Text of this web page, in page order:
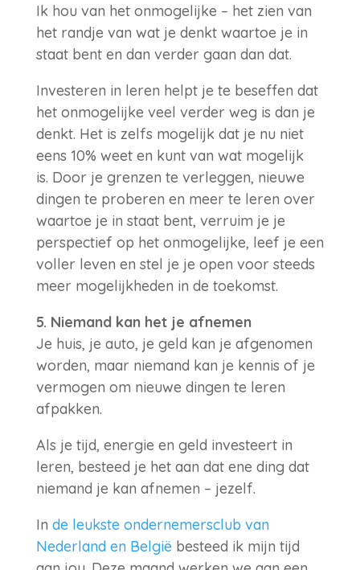
Ik hou van het onmogelijke – het zien van
het randje van wat je denkt waartoe je in
staat bent en dan verder gaan dan dat.
Investeren in leren helpt je te beseffen dat
het onmogelijke veel verder weg is dan je
denkt. Het is zelfs mogelijk dat je nu niet
eens 10% weet en kunt van wat mogelijk
is. Door je grenzen te verleggen, nieuwe
dingen te proberen en meer te leren over
waartoe je in staat bent, verruim je je
perspectief op het onmogelijke, leef je een
voller leven en stel je je open voor steeds
meer mogelijkheden in de toekomst.
5. Niemand kan het je afnemen
Je huis, je auto, je geld kan je afgenomen
worden, maar niemand kan je kennis of je
vermogen om nieuwe dingen te leren
afpakken.
Als je tijd, energie en geld investeert in
leren, besteed je het aan dat ene ding dat
niemand je kan afnemen – jezelf.
In de leukste ondernemersclub van
Nederland en Belgiëbesteed ik mijn tijd